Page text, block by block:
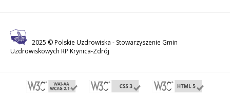
2025 © Polskie Uzdrowiska - Stowarzyszenie Gmin
Uzdrowiskowych RP Krynica-Zdrój